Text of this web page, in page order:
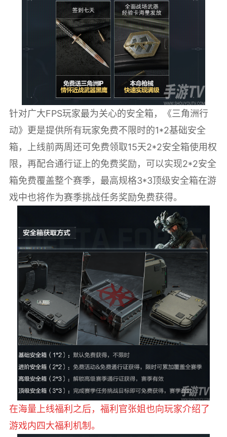
针对广大FPS玩家最为关心的安全箱，《三角洲行
动》更是提供所有玩家免费不限时的1*2基础安全
箱，上线前两周还可免费领取15天2*2安全箱使用权
限，再配合通行证上的免费奖励，可以实现2*2安全
箱免费覆盖整个赛季，最高规格3*3顶级安全箱在游
戏中也将作为赛季挑战任务奖励免费获得。
在海量上线福利之后，福利官张姐也向玩家介绍了
游戏内四大福利机制。